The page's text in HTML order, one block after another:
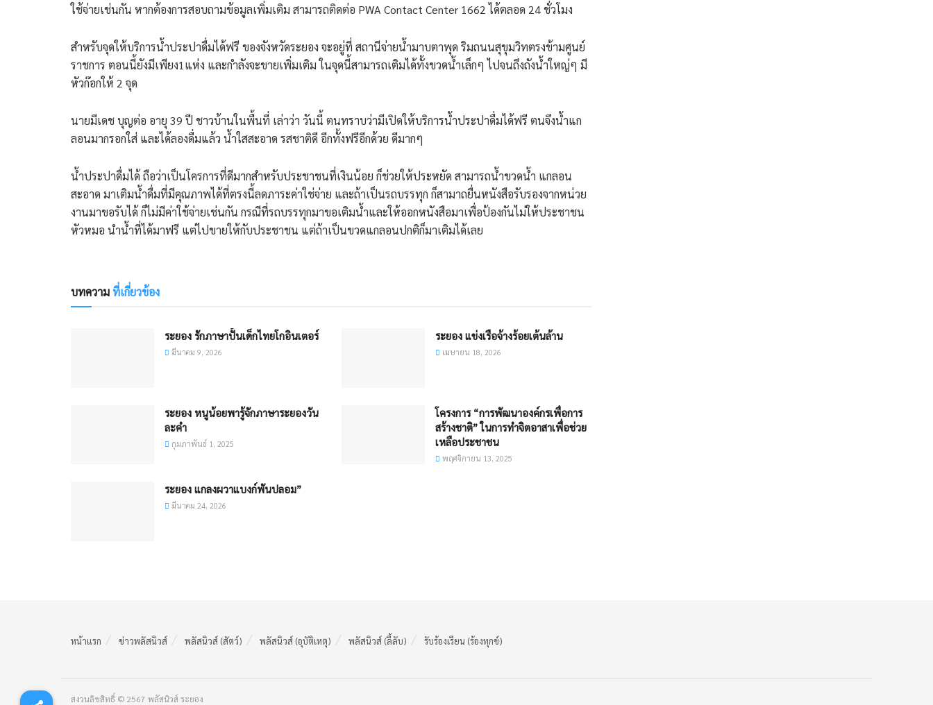
ใช้จ่ายเช่นกัน หากต้องการสอบถามข้อมูลเพิ่มเติม สามารถติดต่อ PWA Contact Center 1662 ได้ตลอด 24 ชั่วโมง
สำหรับจุดให้บริการน้ำประปาดื่มได้ฟรี ของจังหวัดระยอง จะอยู่ที่ สถานีจ่ายน้ำมาบตาพุด ริมถนนสุขุมวิทตรงข้ามศูนย์
ราชการ ตอนนี้ยังมีเพียง1แห่ง และกำลังจะขายเพิ่มเติม ในจุดนี้สามารถเติมได้ทั้งขวดน้ำเล็กๆ ไปจนถึงถังน้ำใหญ่ๆ มี
หัวก๊อกให้ 2 จุด
นายมีเดช บุญต่อ อายุ 39 ปี ชาวบ้านในพื้นที่ เล่าว่า วันนี้ ตนทราบว่ามีเปิดให้บริการน้ำประปาดื่มได้ฟรี ตนจึงน้ำแก
ลอนมากรอกใส่ และได้ลองดื่มแล้ว น้ำใสสะอาด รสชาติดี อีกทั้งฟรีอีกด้วย ดีมากๆ
น้ำประปาดื่มได้ ถือว่าเป็นโครการที่ดีมากสำหรับประชาชนที่เงินน้อย ก็ช่วยให้ประหยัด สามารถน้ำขวดน้ำ แกลอน
สะอาด มาเติมน้ำดื่มที่มีคุณภาพได้ที่ตรงนี้ลดภาระค่าใช่จ่าย และถ้าเป็นรถบรรทุก ก็สามาถยื่นหนังสือรับรองจากหน่วย
งานมาขอรับได้ ก็ไม่มีค่าใช้จ่ายเช่นกัน กรณีที่รถบรรทุกมาขอเติมน้ำและให้ออกหนังสือมาเพื่อป้องกันไม่ให้ประชาชน
หัวหมอ นำน้ำที่ได้มาฟรี แต่ไปขายให้กับประชาชน แต่ถ้าเป็นขวดแกลอนปกติก็มาเติมได้เลย
บทความที่เกี่ยวข้อง
ระยอง รักภาษาปั้นเด็กไทยโกอินเตอร์
มีนาคม 9, 2026
ระยอง แข่งเรือจ้างร้อยเต้นล้าน
เมษายน 18, 2026
ระยอง หนูน้อยพารู้จักภาษาระยองวัน
ละคำ
กุมภาพันธ์ 1, 2025
โครงการ “การพัฒนาองค์กรเพื่อการ
สร้างชาติ” ในการทำจิตอาสาเพื่อช่วย
เหลือประชาชน
พฤศจิกายน 13, 2025
ระยอง แกลงผวาแบงก์พันปลอม”
มีนาคม 24, 2026
หน้าแรก ข่าวพลัสนิวส์ พลัสนิวส์ (สัตว์) พลัสนิวส์ (อุบัติเหตุ) พลัสนิวส์ (ลี้ลับ) รับร้องเรียน (ร้องทุกข์)
สงวนลิขสิทธิ์ © 2567 พลัสนิวส์ ระยอง